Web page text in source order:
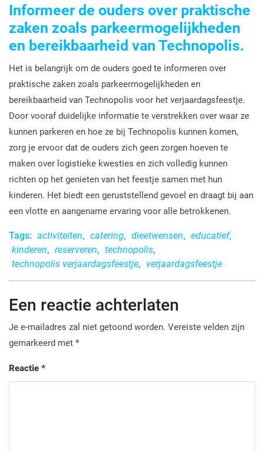
Informeer de ouders over praktische
zaken zoals parkeermogelijkheden
en bereikbaarheid van Technopolis.
Het is belangrijk om de ouders goed te informeren over
praktische zaken zoals parkeermogelijkheden en
bereikbaarheid van Technopolis voor het verjaardagsfeestje.
Door vooraf duidelijke informatie te verstrekken over waar ze
kunnen parkeren en hoe ze bij Technopolis kunnen komen,
zorg je ervoor dat de ouders zich geen zorgen hoeven te
maken over logistieke kwesties en zich volledig kunnen
richten op het genieten van het feestje samen met hun
kinderen. Het biedt een geruststellend gevoel en draagt bij aan
een vlotte en aangename ervaring voor alle betrokkenen.
Tags: activiteiten, catering, dieetwensen, educatief,
kinderen, reserveren, technopolis,
technopolis verjaardagsfeestje, verjaardagsfeestje
Een reactie achterlaten
Je e-mailadres zal niet getoond worden. Vereiste velden zijn
gemarkeerd met *
Reactie *